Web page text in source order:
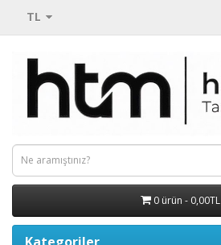
TL
0 ürün - 0,00TL
Kategoriler